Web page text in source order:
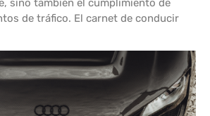
sino también el cumplimiento de
de tráfico. El carnet de conducir